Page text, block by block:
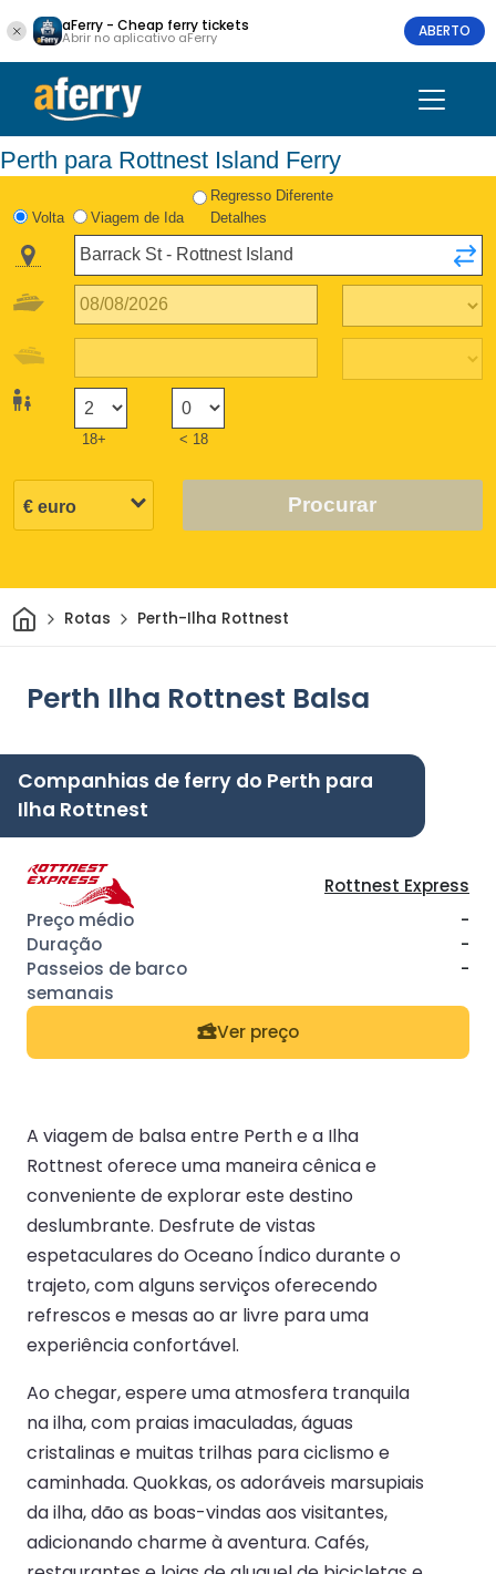
aFerry - Cheap ferry tickets
Abrir no aplicativo aFerry ABERTO
Perth para Rottnest Island Ferry
Volta Viagem de Ida
Regresso Diferente
Detalhes
18+ < 18
Procurar
CasaRotas Perth-Ilha Rottnest
Perth Ilha Rottnest Balsa
Companhias de ferry do Perth para
Ilha Rottnest
Rottnest Express
-
-
-
Ver preço
A viagem de balsa entre Perth e a Ilha
Rottnest oferece uma maneira cênica e
conveniente de explorar este destino
deslumbrante. Desfrute de vistas
espetaculares do Oceano Índico durante o
trajeto, com alguns serviços oferecendo
refrescos e mesas ao ar livre para uma
experiência confortável.
Ao chegar, espere uma atmosfera tranquila
na ilha, com praias imaculadas, águas
cristalinas e muitas trilhas para ciclismo e
caminhada. Quokkas, os adoráveis marsupiais
da ilha, dão as boas-vindas aos visitantes,
adicionando charme à aventura. Cafés,